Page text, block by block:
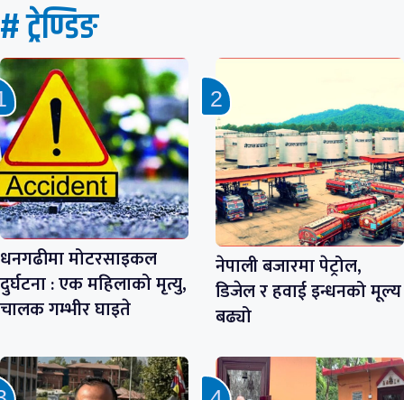
# ट्रेण्डिङ
धनगढीमा मोटरसाइकल
दुर्घटना : एक महिलाको मृत्यु,
चालक गम्भीर घाइते
नेपाली बजारमा पेट्रोल,
डिजेल र हवाई इन्धनको मूल्य
बढ्यो